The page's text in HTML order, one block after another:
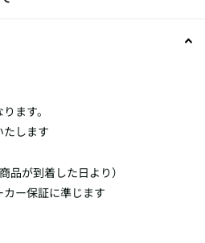
ます。
します
品が到着した日より）
ー保証に準じます